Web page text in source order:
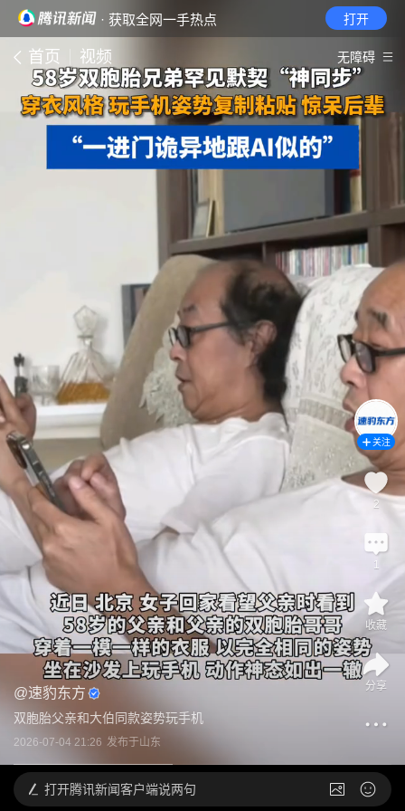
· 获取全网一手热点 打开
首页 视频 无障碍
@速豹东方
双胞胎父亲和大伯同款姿势玩手机
2026-07-04 21:26 发布于山东
关注
2
1
收藏
分享
打开腾讯新闻客户端说两句